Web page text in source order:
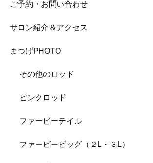
ご予約・お問い合わせ
サロン紹介＆アクセス
まつげPHOTO
その他のロッド
ピンクロッド
ファービーテイル
ファービービッグ（２L・３L）